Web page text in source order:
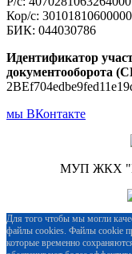
Кор/с:
БИК: 044030786
Идентификатор
документооборота
мы ВКонтакте
МУП ЖКХ
Для того чтобы мы могли
файлы cookies. Файлы cookie
которые временно